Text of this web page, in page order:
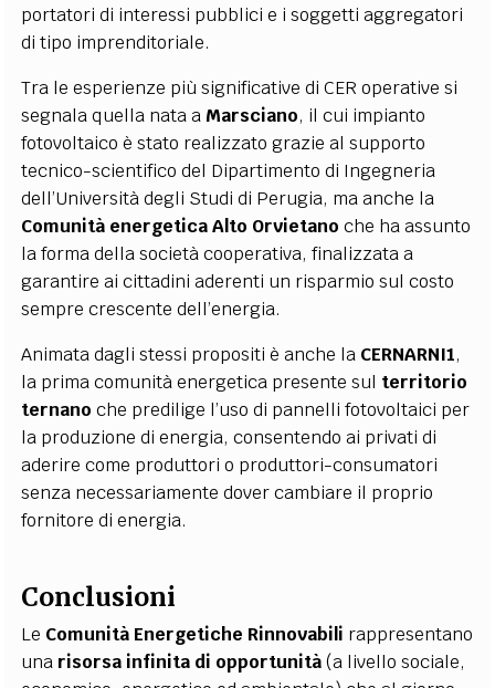
portatori di interessi pubblici e i soggetti aggregatori
di tipo imprenditoriale.
Tra le esperienze più significative di CER operative si
segnala quella nata a Marsciano, il cui impianto
fotovoltaico è stato realizzato grazie al supporto
tecnico-scientifico del Dipartimento di Ingegneria
dell’Università degli Studi di Perugia, ma anche la
Comunità energetica Alto Orvietano che ha assunto
la forma della società cooperativa, finalizzata a
garantire ai cittadini aderenti un risparmio sul costo
sempre crescente dell’energia.
Animata dagli stessi propositi è anche la CERNARNI1,
la prima comunità energetica presente sul territorio
ternanoche predilige l’uso di pannelli fotovoltaici per
la produzione di energia, consentendo ai privati di
aderire come produttori o produttori-consumatori
senza necessariamente dover cambiare il proprio
fornitore di energia.
Conclusioni
Le Comunità Energetiche Rinnovabili rappresentano
una risorsa infinita di opportunità(a livello sociale,